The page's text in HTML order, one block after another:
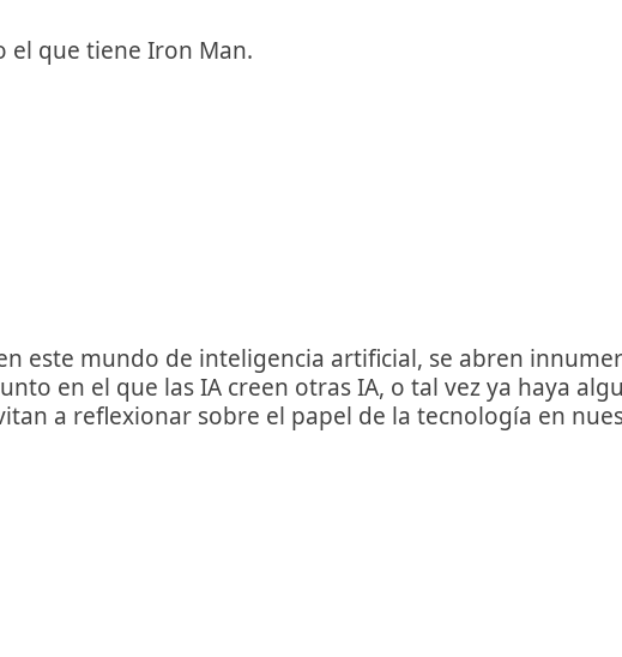
el que tiene Iron Man.
este mundo de inteligencia artificial, se abren
en el que las IA creen otras IA, o tal vez ya haya
a reflexionar sobre el papel de la tecnología en